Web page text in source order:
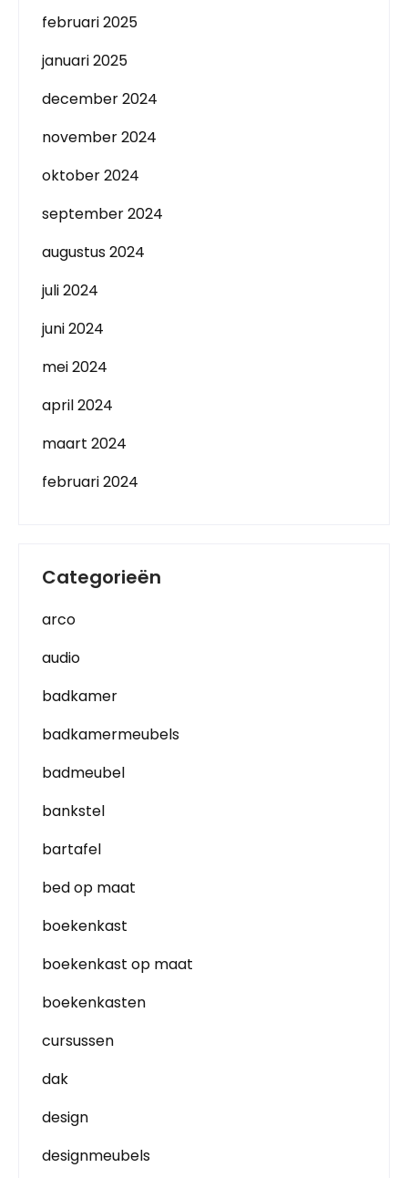
februari 2025
januari 2025
december 2024
november 2024
oktober 2024
september 2024
augustus 2024
juli 2024
juni 2024
mei 2024
april 2024
maart 2024
februari 2024
Categorieën
arco
audio
badkamer
badkamermeubels
badmeubel
bankstel
bartafel
bed op maat
boekenkast
boekenkast op maat
boekenkasten
cursussen
dak
design
designmeubels